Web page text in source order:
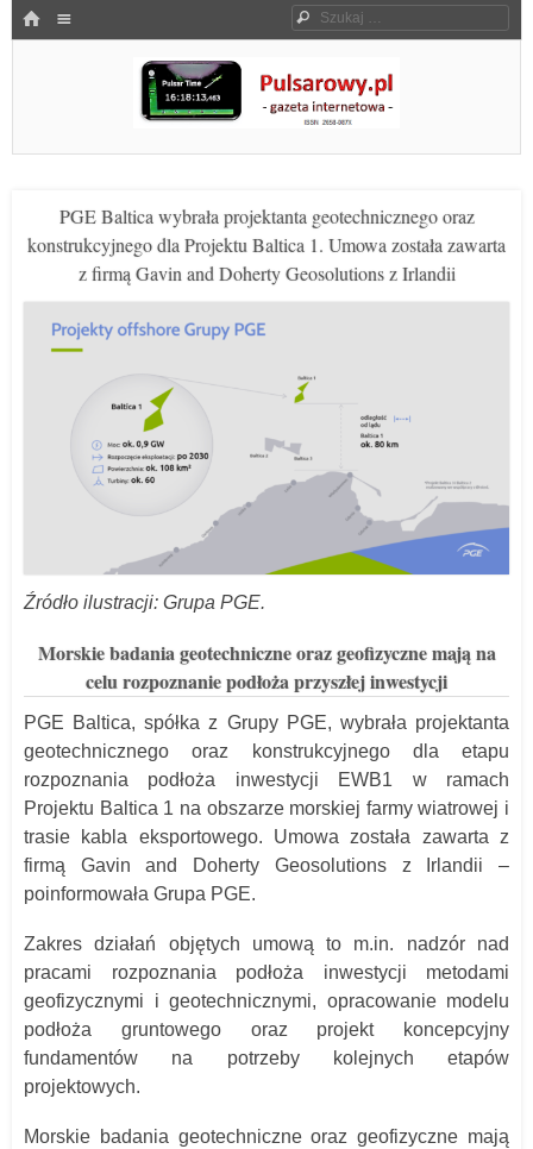
HOME Szukaj
Pulsarowy.pl
PGE Baltica wybrała projektanta geotechnicznego oraz
konstrukcyjnego dla Projektu Baltica 1. Umowa została zawarta
z firmą Gavin and Doherty Geosolutions z Irlandii
Źródło ilustracji: Grupa PGE.
Morskie badania geotechniczne oraz geofizyczne mają na
celu rozpoznanie podłoża przyszłej inwestycji
PGE Baltica, spółka z Grupy PGE, wybrała projektanta
geotechnicznego oraz konstrukcyjnego dla etapu
rozpoznania podłoża inwestycji EWB1 w ramach
Projektu Baltica 1 na obszarze morskiej farmy wiatrowej i
trasie kabla eksportowego. Umowa została zawarta z
firmą Gavin and Doherty Geosolutions z Irlandii –
poinformowała Grupa PGE.
Zakres działań objętych umową to m.in. nadzór nad
pracami rozpoznania podłoża inwestycji metodami
geofizycznymi i geotechnicznymi, opracowanie modelu
podłoża gruntowego oraz projekt koncepcyjny
fundamentów na potrzeby kolejnych etapów
projektowych.
Morskie badania geotechniczne oraz geofizyczne mają